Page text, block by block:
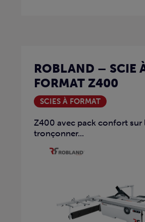
ROBLAND – SCIE
FORMAT Z400
SCIES À FORMAT
Z400 avec pack confort sur
tronçonner...